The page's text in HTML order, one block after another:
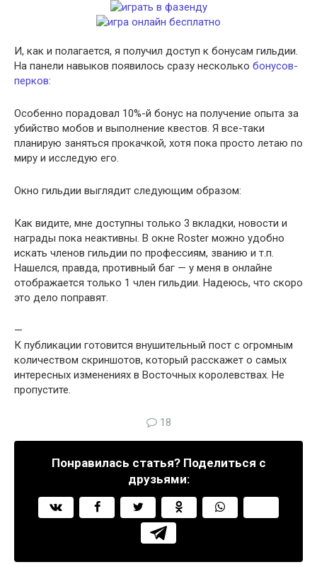
И, как и полагается, я получил доступ к бонусам гильдии.
На панели навыков появилось сразу несколько бонусов-
перков:
Особенно порадовал 10%-й бонус на получение опыта за
убийство мобов и выполнение квестов. Я все-таки
планирую заняться прокачкой, хотя пока просто летаю по
миру и исследую его.
Окно гильдии выглядит следующим образом:
Как видите, мне доступны только 3 вкладки, новости и
награды пока неактивны. В окне Roster можно удобно
искать членов гильдии по профессиям, званию и т.п.
Нашелся, правда, противный баг — у меня в онлайне
отображается только 1 член гильдии. Надеюсь, что скоро
это дело поправят.
—
К публикации готовится внушительный пост с огромным
количеством скриншотов, который расскажет о самых
интересных изменениях в Восточных королевствах. Не
пропустите.
18
Понравилась статья? Поделиться с
друзьями: